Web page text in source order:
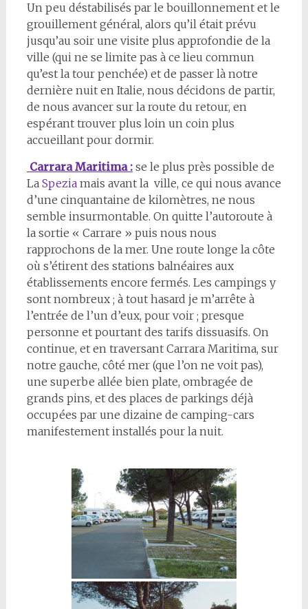
Un peu déstabilisés par le bouillonnement et le
grouillement général, alors qu’il était prévu
jusqu’au soir une visite plus approfondie de la
ville (qui ne se limite pas à ce lieu commun
qu’est la tour penchée) et de passer là notre
dernière nuit en Italie, nous décidons de partir,
de nous avancer sur la route du retour, en
espérant trouver plus loin un coin plus
accueillant pour dormir.
Carrara Maritima :se le plus près possible de
La Speziamais avant la ville, ce qui nous avance
d’une cinquantaine de kilomètres, ne nous
semble insurmontable. On quitte l’autoroute à
la sortie « Carrare » puis nous nous
rapprochons de la mer. Une route longe la côte
où s’étirent des stations balnéaires aux
établissements encore fermés. Les campings y
sont nombreux ; à tout hasard je m’arrête à
l’entrée de l’un d’eux, pour voir ; presque
personne et pourtant des tarifs dissuasifs. On
continue, et en traversant Carrara Maritima, sur
notre gauche, côté mer (que l’on ne voit pas),
une superbe allée bien plate, ombragée de
grands pins, et des places de parkings déjà
occupées par une dizaine de camping-cars
manifestement installés pour la nuit.